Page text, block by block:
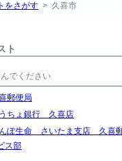
をさがす > 久喜市
ト
でください
郵便局
ちょ銀行 久喜店
ぽ生命 さいたま支店 久喜
ス部